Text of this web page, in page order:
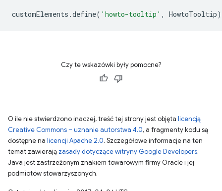
customElements .define( 'howto-tooltip' , HowtoTooltip
Czy te wskazówki były pomocne?
O ile nie stwierdzono inaczej, treść tej strony jest objęta licencją
Creative Commons – uznanie autorstwa 4.0, a fragmenty kodu są
dostępne na licencji Apache 2.0. Szczegółowe informacje na ten
temat zawierają zasady dotyczące witryny Google Developers.
Java jest zastrzeżonym znakiem towarowym firmy Oracle i jej
podmiotów stowarzyszonych.